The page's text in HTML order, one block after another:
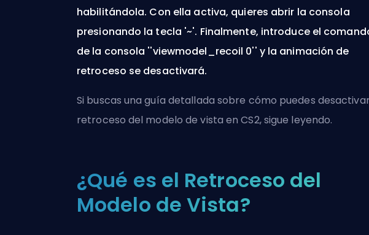
habilitándola. Con ella activa, quieres abrir la consola
presionando la tecla '~'. Finalmente, introduce el
de la consola ''viewmodel_recoil 0'' y la animación de
retroceso se desactivará.
Si buscas una guía detallada sobre cómo puedes
retroceso del modelo de vista en CS2, sigue leyendo.
¿Qué es el Retroceso del
Modelo de Vista?